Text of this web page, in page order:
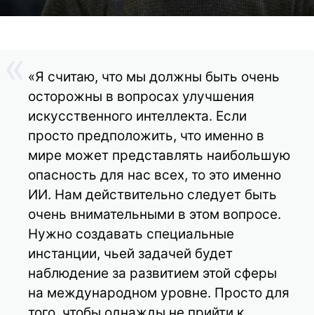
«Я считаю, что мы должны быть очень
осторожны в вопросах улучшения
искусственного интеллекта. Если
просто предположить, что именно в
мире может представлять наибольшую
опасность для нас всех, то это именно
ИИ. Нам действительно следует быть
очень внимательными в этом вопросе.
Нужно создавать специальные
инстанции, чьей задачей будет
наблюдение за развитием этой сферы
на международном уровне. Просто для